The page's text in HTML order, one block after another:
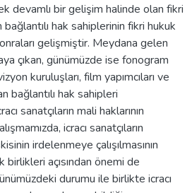
devamlı bir gelişim halinde olan fikri
hak sahiplerinin fikri hukuk
gelişmiştir. Meydana gelen
çıkan, günümüzde ise fonogram
kuruluşları, film yapımcıları ve
bağlantılı hak sahipleri
sanatçıların mali haklarının
icracı sanatçıların
irdelenmeye çalışılmasının
birlikleri açısından önemi de
durumu ile birlikte icracı